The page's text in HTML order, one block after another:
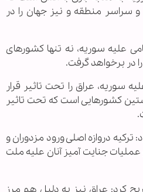
و سراسر منطقه و نیز جهان را در
علیه سوریه، نه تنها کشورهای
در برخواهد گرفت.
سوریه، عراق را تحت تاثیر قرار
کشورهایی است که تحت تاثیر
دروازه اصلی ورود مزدوران و
جنایت آمیز آنان علیه ملت